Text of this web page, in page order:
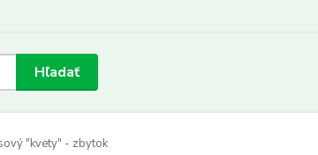
Hľadať
"kvety" - zbytok